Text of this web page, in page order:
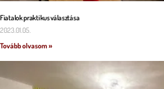
Fiatalok praktikus választása
2023.01.05.
Tovább olvasom »